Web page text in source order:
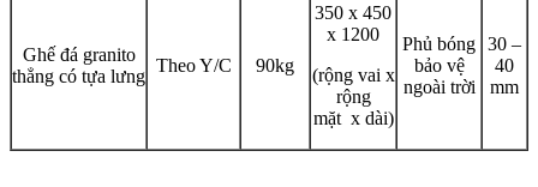
Ghế đá granito
thẳng có tựa lưng
Theo Y/C 90kg
350 x 450
x 1200
(rộng vai x
rộng
mặt x dài)
Phủ bóng
bảo vệ
ngoài trời
30 –
40
mm